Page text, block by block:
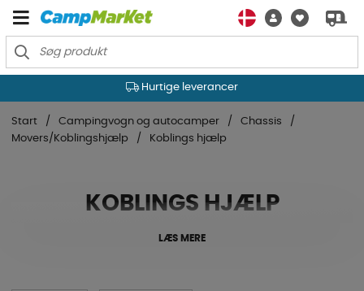
Hurtige leverancer
Start Campingvogn og autocamper
Chassis
Movers/Koblingshjælp
Koblings hjælp
KOBLINGS HJÆLP
LÆS MERE